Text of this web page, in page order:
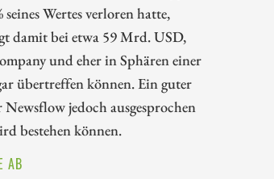
Wertes verloren hatte,
damit bei etwa 59 Mrd. USD,
und eher in Sphären einer
übertreffen können. Ein guter
jedoch ausgesprochen
bestehen können.